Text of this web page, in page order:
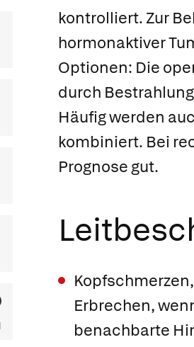
kontrolliert. Zur
hormonaktiver
Optionen: Die
durch
Häufig werden
kombiniert. Bei
Prognose gut.
Erbrechen,
benachbarte